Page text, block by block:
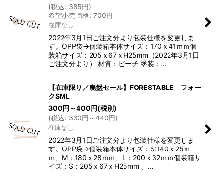
(税込: 385円)
希望小売価格: 700円
在庫なし
2022年3月1日ご注文分より包装仕様を変更しま
す。OPP袋→個装箱本体サイズ：170ｘ41ｍｍ個
装箱サイズ：205ｘ67ｘH25mm（2022年3月1日
ご注文分より） 材質：ビーチ 塗装：…
【在庫限り／廃盤セール】FORESTABLE フォー
クSML
300円 ～400円(税別)
(税込: 330円 ～440円)
在庫なし
2022年3月1日ご注文分より包装仕様を変更しま
す。OPP袋→個装箱本体サイズ：S:140ｘ25ｍ
ｍ、M：180ｘ28ｍｍ、L：200ｘ32ｍｍ個装箱サ
イズ：S：205ｘ67ｘH25mm 、…